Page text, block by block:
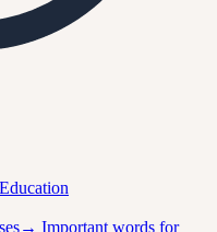
Education
→ Important words for